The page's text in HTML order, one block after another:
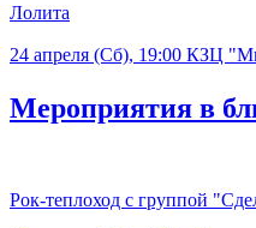
Лолита
24 апреля (Сб), 19:00 КЗЦ
Мероприятия в
Рок-теплоход с группой